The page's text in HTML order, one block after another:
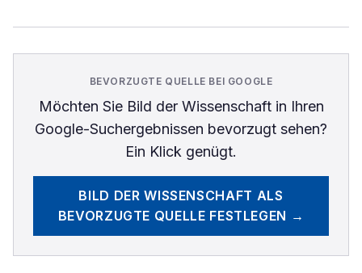
BEVORZUGTE QUELLE BEI GOOGLE
Möchten Sie Bild der Wissenschaftin Ihren
Google-Suchergebnissen bevorzugt sehen?
Ein Klick genügt.
BILD DER WISSENSCHAFT ALS
BEVORZUGTE QUELLE FESTLEGEN →